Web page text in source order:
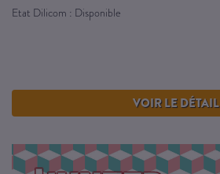
Etat Dilicom : Disponible
VOIR LE DÉTAIL